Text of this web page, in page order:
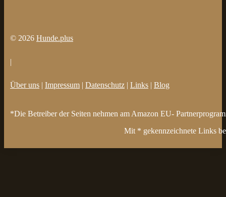
© 2026 Hunde.plus
|
Über uns | Impressum | Datenschutz | Links | Blog
*Die Betreiber der Seiten nehmen am Amazon EU-
Mit * gekennzeichnete Links